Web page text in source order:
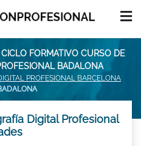
FORMATIVO CURSO DE
BADALONA
PROFESIONAL BARCELONA
Digital Profesional